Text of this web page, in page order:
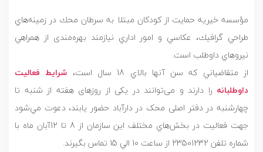
مؤسسه خيريه حمایت از کودکان مبتلا به سرطان محك در زمينه‌هاي
طراحي گرافيك، عكاسي و امور اداري نیازمند بهره‌مندی از همراهي
نيروهاي داوطلب است.
از متقاضياني كه سن آنها بالاي 18 سال است،
شرایط فعالیت
داوطلبانه را دارند و می‌توانند در یکی از روزهای هفته از شنبه تا
چهارشنبه در دفتر اصلی محک در دارآباد حضور یابند، دعوت مي‌شود
جهت فعاليت در بخش‌هاي مختلف اين سازمان از 8 تا 12آبان ماه با
شماره تلفن 23501232 از ساعت 10 الي 15 تماس بگیرند.